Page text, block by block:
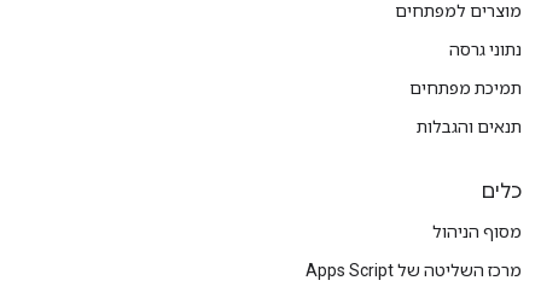
מוצרים למפתחים
נתוני גרסה
תמיכת מפתחים
תנאים והגבלות
כלים
מסוף הניהול
מרכז השליטה של Apps Script